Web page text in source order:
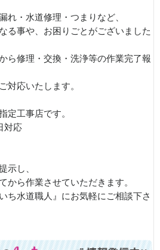
れ・水道修理・つまりなど、
る事や、お困りごとがございました
ら修理・交換・洗浄等の作業完了報
対応いたします。
定工事店です。
対応
示し、
から作業させていただきます。
ち水道職人』にお気軽にご相談下さ